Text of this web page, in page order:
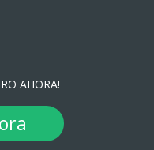
AHORA!